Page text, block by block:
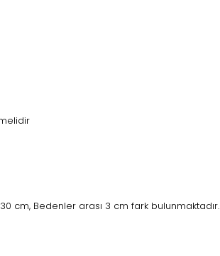
cm, Bedenler arası 3 cm fark bulunmaktadır.